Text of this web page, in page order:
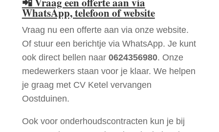
WhatsApp, telefoon of website
Vraag nu een offerte aan via onze website.
Of stuur een berichtje via WhatsApp. Je kunt
ook direct bellen naar 0624356980. Onze
medewerkers staan voor je klaar. We helpen
je graag met CV Ketel vervangen
Oostduinen.
Ook voor onderhoudscontracten kun je bij